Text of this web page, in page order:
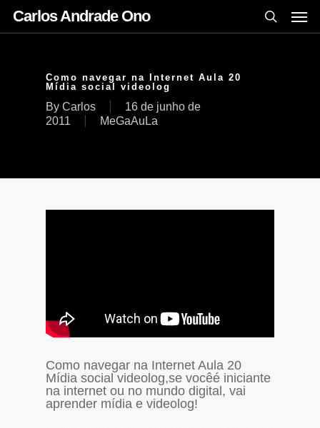
Carlos Andrade Ono
Como navegar na Internet Aula 20
Mídia social videolog
By Carlos
16 de junho de
2011
MeGaAuLa
Como navegar na Internet Aula 20
Mídia social videolog,se vocêé iniciante
na internet ou no mundo digital, vai
aprender mídia e videolog!